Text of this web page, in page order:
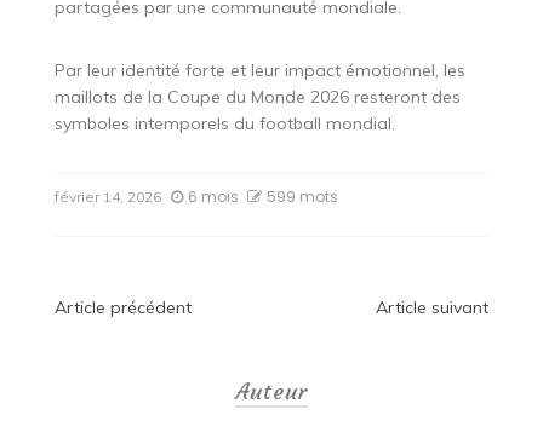
partagées par une communauté mondiale.
Par leur identité forte et leur impact émotionnel, les
maillots de la Coupe du Monde 2026 resteront des
symboles intemporels du football mondial.
février 14, 2026 6 mois 599 mots
Navigation
Article précédent Article suivant
Auteur